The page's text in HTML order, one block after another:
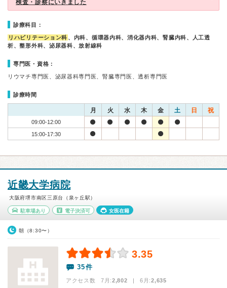
検査・診察にいきました
診療科目：
リハビリテーション科 、内科、循環器内科、消化器内科、腎臓内科、人工透
析、整形外科、泌尿器科、放射線科
専門医・資格：
リウマチ専門医、泌尿器科専門医、腎臓専門医、透析専門医
診療時間
月 火 水 木 金 土 日 祝
09:00-12:00
15:00-17:30
近畿大学病院
大阪府堺市南区三原台（泉ヶ丘駅）
駐車場あり 電子決済可 女医在籍
朝（8:30〜）
3.35
35件
アクセス数 7月:2,802 | 6月:2,635